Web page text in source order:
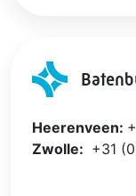
Heerenveen:
Zwolle: +31